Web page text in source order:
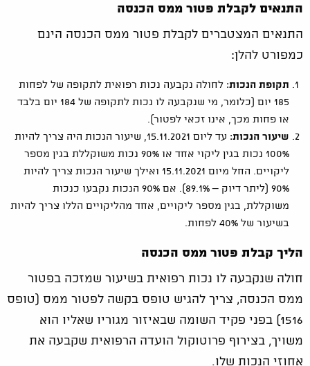
התנאים לקבלת פטור ממס הכנסה
התנאים המצטברים לקבלת פטור ממס הכנסה הינם
כמפורט להלן:
תקופת הנכות: לחולה נקבעה נכות רפואית לתקופה של לפחות
185 יום (כלומר, מי שנקבעה לו נכות לתקופה של 184 יום בלבד
או פחות מכך, אינו זכאי לפטור).
שיעור הנכות
: עד ליום 15.11.2021, שיעור הנכות היה צריך להיות
100% נכות בגין ליקוי אחד או 90% נכות משוקללת בגין מספר
ליקויים. החל מיום 15.11.2021 ואילך שיעור הנכות צריך להיות
90% (ליתר דיוק – 89.1%). אם 90% הנכות נקבעו כנכות
משוקללת, בגין מספר ליקויים, אחד מהליקויים הללו צריך להיות
בשיעור של 40% לפחות.
הליך קבלת פטור ממס הכנסה
חולה שנקבעה לו נכות רפואית בשיעור שמזכה בפטור
ממס הכנסה, צריך להגיש טופס בקשה לפטור ממס (טופס
1516) בפני פקיד השומה שבאיזור מגוריו שאליו הוא
משויך, בצירוף פרוטוקול הועדה הרפואית שקבעה את
אחוזי הנכות שלו.